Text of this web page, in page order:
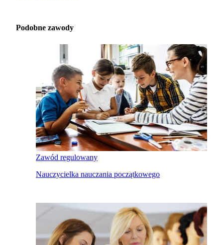
Podobne zawody
Zawód regulowany
Nauczycielka nauczania początkowego